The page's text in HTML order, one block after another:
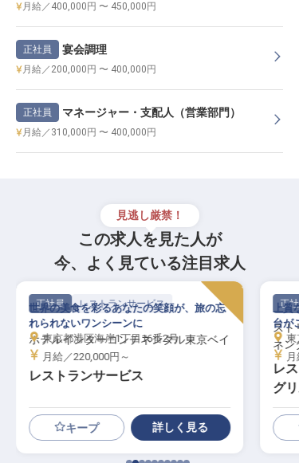
月給／400,000円 〜 450,000円
正社員 宴会調理
月給／200,000円 〜 400,000円
正社員 マネージャー・支配人（営業部門）
月給／310,000円 〜 400,000円
見逃し厳禁！
この求人を見た人が
今、よく見ている注目求人
正社員 レストランサービス
ホテルインターコンチネンタル東京ベイ
レストランサービス
世界の美食を彩るあなたの笑顔が、旅の忘
れられないワンシーンに
東京都港区海岸1丁目16番2号
月給／220,000円～
キープ 詳しく見る
正社
スト
ネン
レ
グ
ッフ
上質
台が
東